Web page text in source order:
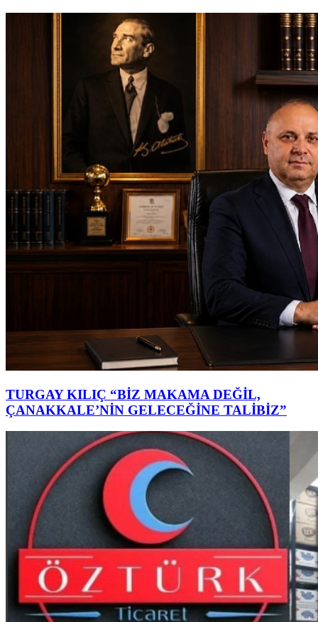
TURGAY KILIÇ “BİZ MAKAMA DEĞİL,
ÇANAKKALE’NİN GELECEĞİNE TALİBİZ”